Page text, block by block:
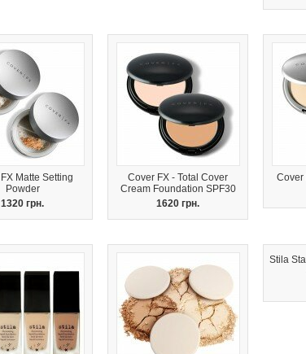
Matte Setting
Powder
1320 грн.
Cover FX - Total Cover
Cream Foundation SPF30
1620 грн.
Cover
Stila